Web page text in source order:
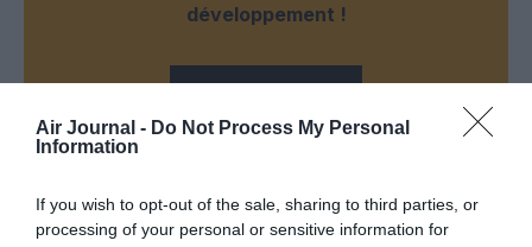
Air Journal - Do Not Process My Personal
Information
If you wish to opt-out of the sale, sharing to third parties, or
processing of your personal or sensitive information for
développement !